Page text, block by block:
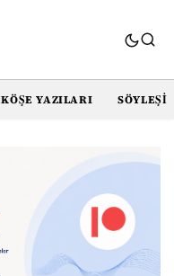
KÖŞE YAZILARI SÖYLEŞI